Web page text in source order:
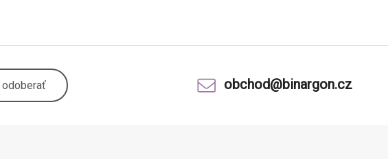
odoberať obchod@binargon.cz